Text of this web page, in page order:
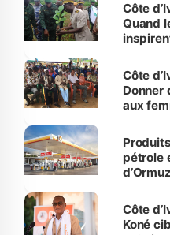
Côte
Quand
Côte
Donner
aux
pétrole
Côte
Koné